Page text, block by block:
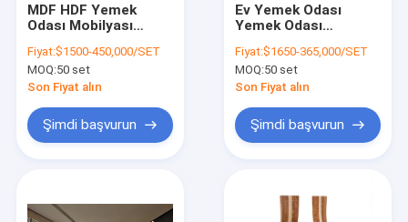
MDF HDF Yemek
Odası Mobilyası
Sandalyeleri OEM
Fiyat:$1500-450,000/SET
MOQ:50 set
Son Fiyat alın
Şimdi başvurun
Ev Yemek Odası
Yemek Odası
Yemek Masası
Makyaj Masası
1100mm
Fiyat:$1650-365,000/SET
MOQ:50 set
Son Fiyat alın
Şimdi başvurun